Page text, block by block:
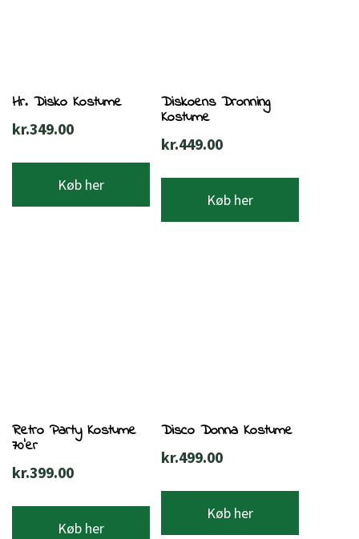
Hr. Disko Kostume
kr.349.00
Køb her
Diskoens Dronning
Kostume
kr.449.00
Køb her
Retro Party Kostume
70’er
kr.399.00
Køb her
Disco Donna Kostume
kr.499.00
Køb her